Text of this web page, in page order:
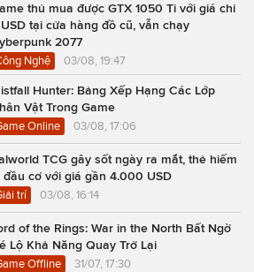
thủ mua được GTX 1050 Ti với giá chỉ
tại cửa hàng đồ cũ, vẫn chạy
2077
Nghệ 03/08, 19:47
Hunter: Bảng Xếp Hạng Các Lớp
Vật Trong Game
Online 03/08, 17:06
TCG gây sốt ngày ra mắt, thẻ hiếm
đầu cơ với giá gần 4.000 USD
trí 03/08, 16:14
of the Rings: War in the North Bất Ngờ
Lộ Khả Năng Quay Trở Lại
Offline 31/07, 17:30